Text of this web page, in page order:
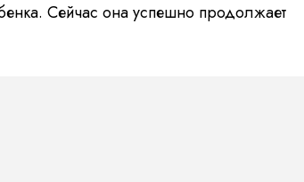
Сейчас она успешно продолжает